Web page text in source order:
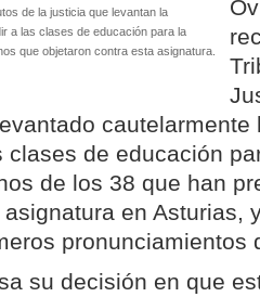
de la justicia que levantan la
a las clases de educación para la
que objetaron contra esta asignatura.
clases de educación
de los 38 que han
en Asturias,
pronunciamientos
su decisión en que